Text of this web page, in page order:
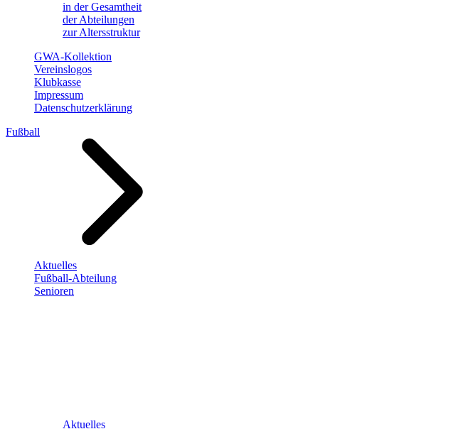
in der Gesamtheit
der Abteilungen
zur Altersstruktur
GWA-Kollektion
Vereinslogos
Klubkasse
Impressum
Datenschutzerklärung
Fußball
Aktuelles
Fußball-Abteilung
Senioren
Aktuelles